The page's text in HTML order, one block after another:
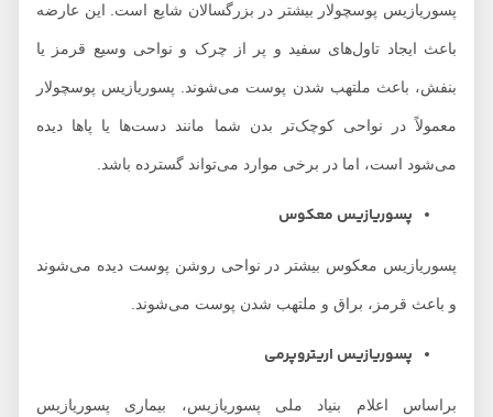
پسوریازیس پوسچولار بیشتر در بزرگسالان شایع است. این عارضه
باعث ایجاد تاول‌های سفید و پر از چرک و نواحی وسیع قرمز یا
بنفش، باعث ملتهب شدن پوست می‌شوند. پسوریازیس پوسچولار
معمولاً در نواحی کوچک‌تر بدن شما مانند دست‌ها یا پاها دیده
می‌شود است، اما در برخی موارد می‌تواند گسترده باشد.
پسوریازیس معکوس
پسوریازیس معکوس بیشتر در نواحی روشن پوست دیده می‌شوند
و باعث قرمز، براق و ملتهب شدن پوست می‌شوند.
پسوریازیس اریتروپرمی
براساس اعلام بنیاد ملی پسوریازیس، بیماری پسوریازیس